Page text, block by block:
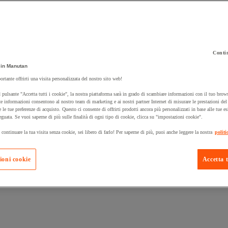
un prodotto:
Manutan Expert
Prodotti in
Manutan
offrirti una visita personalizzata del nostro sito web!
pulsante "Accetta tutti i cookie", la nostra piattaforma sarà in grado di scambiare informazioni con il tuo
informazioni consentono al nostro team di marketing e ai nostri partner Internet di misurare le prestazioni
le tue preferenze di acquisto. Questo ci consente di offrirti prodotti ancora più personalizzati in base alle tue
Se vuoi saperne di più sulle finalità di ogni tipo di cookie, clicca su "impostazioni cookie".
la tua visita senza cookie, sei libero di farlo! Per saperne di più, puoi anche leggere la nostra
Accetta
cookie